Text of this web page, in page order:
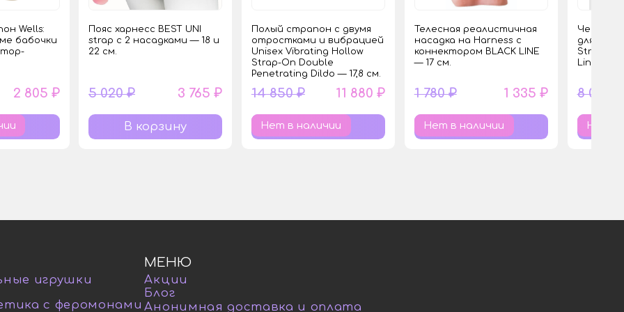
Wells:
бабочки
2 805 ₽
Пояс харнесс BEST UNI
strap с 2 насадками — 18 и
22 см.
5 020 ₽ 3 765 ₽
Полый страпон с двумя
отростками и вибрацией
Unisex Vibrating Hollow
Strap-On Double
Penetrating Dildo — 17,8 см.
14 850 ₽ 11 880 ₽
Нет в наличии
Телесная реалистичная
насадка на Harness с
коннектором BLACK LINE
— 17 см.
1 780 ₽ 1 335 ₽
Нет в наличии
Черные
для
Strap-
Lingerie
8 030 ₽
Нет в
игрушки
с феромонами
МЕНЮ
Акции
Блог
Анонимная доставка и оплата